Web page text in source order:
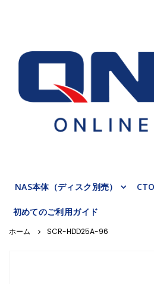
NAS本体（ディスク別売）
初めてのご利用ガイド
SCR-HDD25A-96